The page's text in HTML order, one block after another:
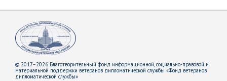
© 2017–2026 Благотворительный фонд информационной, социально-правовой и
материальной поддержки ветеранов дипломатической службы «Фонд ветеранов
дипломатической службы»